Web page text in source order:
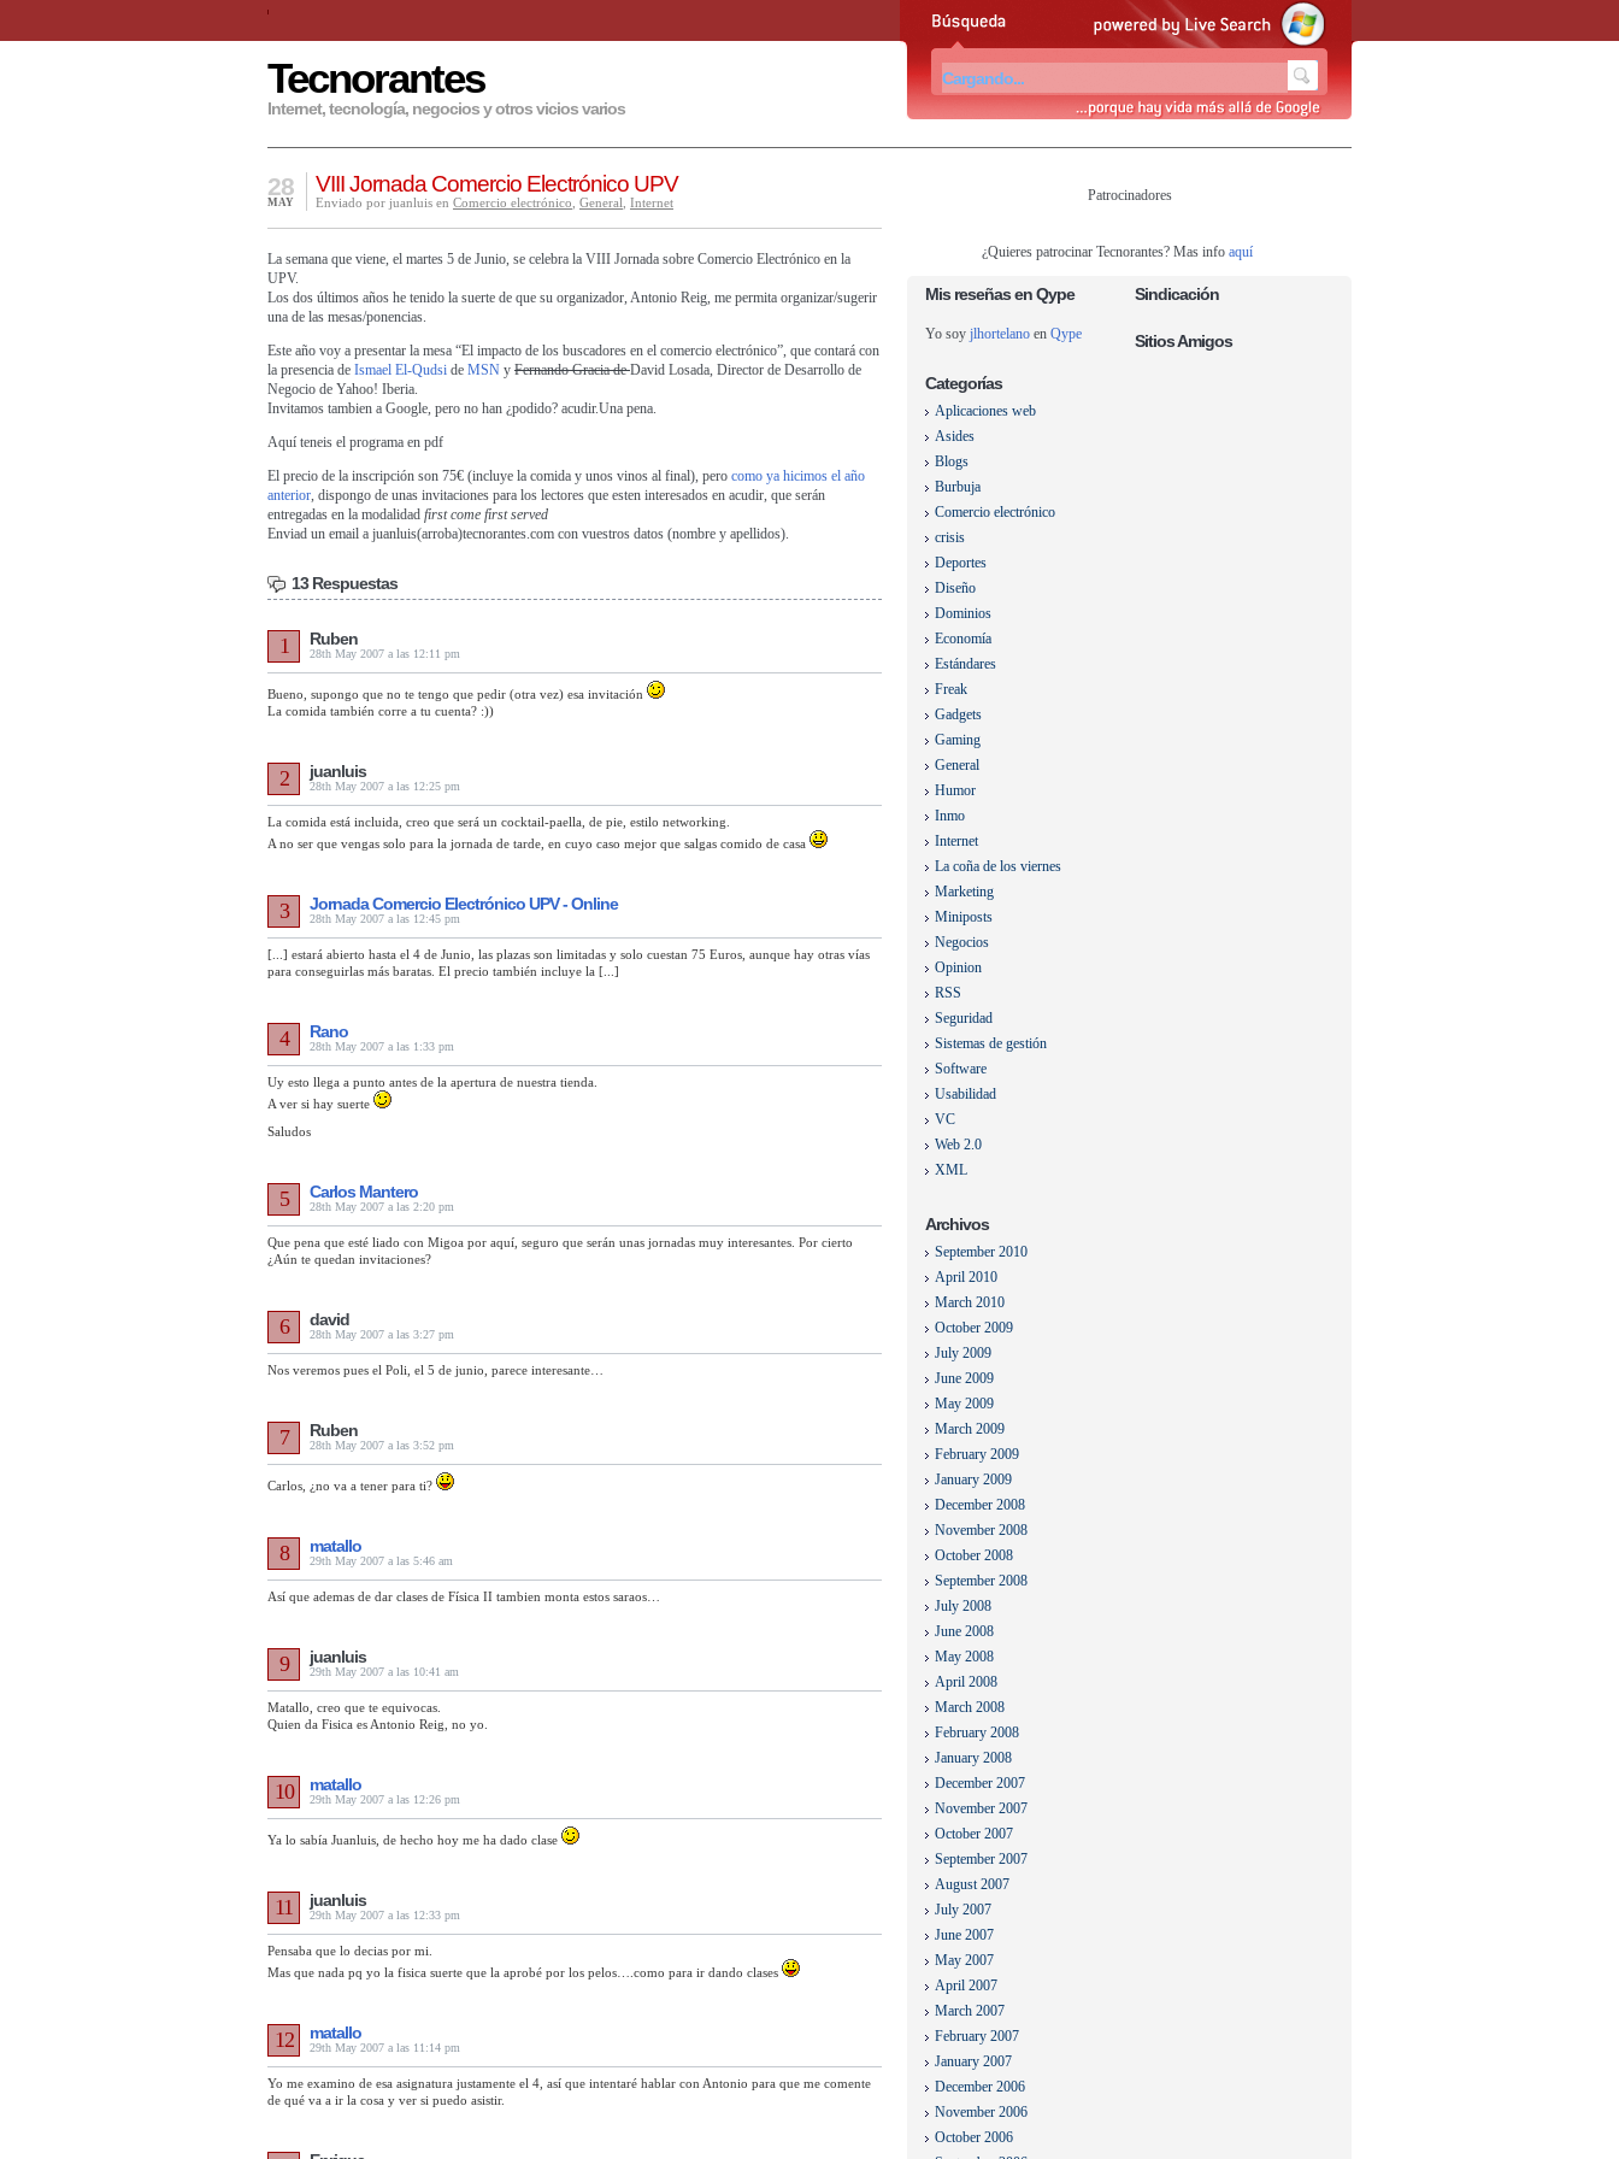
Tecnorantes
Internet, tecnología, negocios y otros vicios varios
VIII Jornada Comercio Electrónico UPV
28
MAY Enviado por juanluis en Comercio electrónico General Internet
La semana que viene, el martes 5 de Junio, se celebra la VIII Jornada sobre Comercio Electrónico en la
UPV.
Los dos últimos años he tenido la suerte de que su organizador, Antonio Reig, me permita organizar/sugerir
una de las mesas/ponencias.
Este año voy a presentar la mesa “El impacto de los buscadores en el comercio electrónico”, que contará con
la presencia de Ismael El-Qudsi de MSN y Fernando Gracia deDavid Losada, Director de Desarrollo de
Negocio de Yahoo! Iberia.
Invitamos tambien a Google, pero no han ¿podido? acudir.Una pena.
Aquí teneis el programa en pdf
El precio de la inscripción son 75€ (incluye la comida y unos vinos al final), pero como ya hicimos el año
anterior, dispongo de unas invitaciones para los lectores que esten interesados en acudir, que serán
entregadas en la modalidad first come first served
Enviad un email a juanluis(arroba)tecnorantes.com con vuestros datos (nombre y apellidos).
13 Respuestas
Ruben
28th May 2007 a las 12:11 pm
1
Bueno, supongo que no te tengo que pedir (otra vez) esa invitación
La comida también corre a tu cuenta? :))
juanluis
28th May 2007 a las 12:25 pm
2
La comida está incluida, creo que será un cocktail-paella, de pie, estilo networking.
A no ser que vengas solo para la jornada de tarde, en cuyo caso mejor que salgas comido de casa
Jornada Comercio Electrónico UPV - Online
28th May 2007 a las 12:45 pm
3
[...] estará abierto hasta el 4 de Junio, las plazas son limitadas y solo cuestan 75 Euros, aunque hay otras vías
para conseguirlas más baratas. El precio también incluye la [...]
Rano
28th May 2007 a las 1:33 pm
4
Uy esto llega a punto antes de la apertura de nuestra tienda.
A ver si hay suerte
Saludos
Carlos Mantero
28th May 2007 a las 2:20 pm
5
Que pena que esté liado con Migoa por aquí, seguro que serán unas jornadas muy interesantes. Por cierto
¿Aún te quedan invitaciones?
david
28th May 2007 a las 3:27 pm
6
Nos veremos pues el Poli, el 5 de junio, parece interesante…
Ruben
28th May 2007 a las 3:52 pm
7
Carlos, ¿no va a tener para ti?
matallo
29th May 2007 a las 5:46 am
8
Así que ademas de dar clases de Física II tambien monta estos saraos…
juanluis
29th May 2007 a las 10:41 am
9
Matallo, creo que te equivocas.
Quien da Fisica es Antonio Reig, no yo.
matallo
29th May 2007 a las 12:26 pm
10
Ya lo sabía Juanluis, de hecho hoy me ha dado clase
juanluis
29th May 2007 a las 12:33 pm
11
Pensaba que lo decias por mi.
Mas que nada pq yo la fisica suerte que la aprobé por los pelos….como para ir dando clases
matallo
29th May 2007 a las 11:14 pm
12
Yo me examino de esa asignatura justamente el 4, así que intentaré hablar con Antonio para que me comente
de qué va a ir la cosa y ver si puedo asistir.
Patrocinadores
¿Quieres patrocinar Tecnorantes? Mas info aquí
Mis reseñas en Qype
Yo soy jlhortelano en Qype
Categorías
Aplicaciones web
Asides
Blogs
Burbuja
Comercio electrónico
crisis
Deportes
Diseño
Dominios
Economía
Estándares
Freak
Gadgets
Gaming
General
Humor
Inmo
Internet
La coña de los viernes
Marketing
Miniposts
Negocios
Opinion
RSS
Seguridad
Sistemas de gestión
Software
Usabilidad
VC
Web 2.0
XML
Archivos
September 2010
April 2010
March 2010
October 2009
July 2009
June 2009
May 2009
March 2009
February 2009
January 2009
December 2008
November 2008
October 2008
September 2008
July 2008
June 2008
May 2008
April 2008
March 2008
February 2008
January 2008
December 2007
November 2007
October 2007
September 2007
August 2007
July 2007
June 2007
May 2007
April 2007
March 2007
February 2007
January 2007
December 2006
November 2006
October 2006
Sindicación
Sitios Amigos